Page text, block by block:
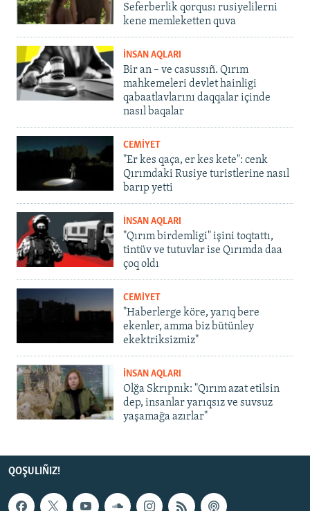
Seferberlik qorqusı rusiyelilerni
kene memleketten quva
İNSAN AQLARI
Bir an – ve casussıñ. Qırım
mahkemeleri devlet hainligi
qabaatlavlarını daqqalar içinde
nasıl baqalar
CEMİYET
"Er kes qaça, er kes kete": cenk
Qırımdaki Rusiye turistlerine nasıl
barıp yetti
İNSAN AQLARI
"Qırım birdemligi" işini toqtattı,
tintüv ve tutuvlar ise Qırımda daa
çoq oldı
CEMİYET
"Haberlerge köre, yarıq bere
ekenler, amma biz bütünley
ekektriksizmiz"
İNSAN AQLARI
Olğa Skrıpnık: "Qırım azat etilsin
dep, insanlar yarıqsız ve suvsuz
yaşamağa azırlar"
QOŞULIÑIZ!